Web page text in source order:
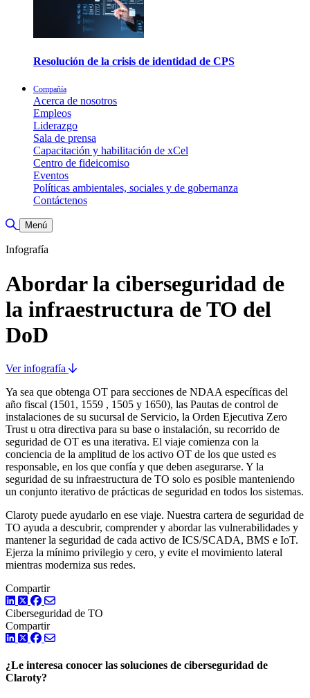
Resolución de la crisis de identidad de CPS
Compañía
Acerca de nosotros
Empleos
Liderazgo
Sala de prensa
Capacitación y habilitación de xCel
Centro de fideicomiso
Eventos
Políticas ambientales, sociales y de gobernanza
Contáctenos
Toggle Search
Menú
Infografía
Abordar la ciberseguridad de
la infraestructura de TO del
DoD
Ver infografía
Ya sea que obtenga OT para secciones de NDAA específicas del
año fiscal (1501, 1559 , 1505 y 1650), las Pautas de control de
instalaciones de su sucursal de Servicio, la Orden Ejecutiva Zero
Trust u otra directiva para su base o instalación, su recorrido de
seguridad de OT es una iterativa. El viaje comienza con la
conciencia de la amplitud de los activo OT de los que usted es
responsable, en los que confía y que deben asegurarse. Y la
seguridad de su infraestructura de TO solo es posible manteniendo
un conjunto iterativo de prácticas de seguridad en todos los sistemas.
Claroty puede ayudarlo en ese viaje. Nuestra cartera de seguridad de
TO ayuda a descubrir, comprender y abordar las vulnerabilidades y
mantener la seguridad de cada activo de ICS/SCADA, BMS e IoT.
Ejerza la mínimo privilegio y cero, y evite el movimiento lateral
mientras moderniza sus redes.
Compartir
LinkedIn
TwitterFacebook
Ciberseguridad de TO
Compartir
LinkedIn
TwitterFacebook
¿Le interesa conocer las soluciones de ciberseguridad de
Claroty?